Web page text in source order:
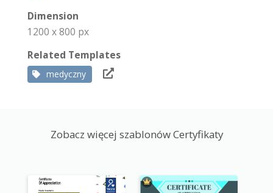
Dimension
1200 x 800 px
Related Templates
medyczny
Zobacz więcej szablonów Certyfikaty